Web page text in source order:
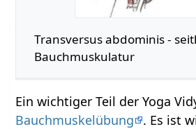
Transversus abdominis -
Bauchmuskulatur
Ein wichtiger Teil der Yoga
Bauchmuskelübung
. Es ist